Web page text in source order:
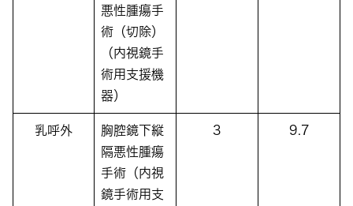
悪性腫瘍手
術（切除）
（内視鏡手
術用支援機
器）
乳呼外
胸腔鏡下縦
隔悪性腫瘍
手術（内視
鏡手術用支
3 9.7